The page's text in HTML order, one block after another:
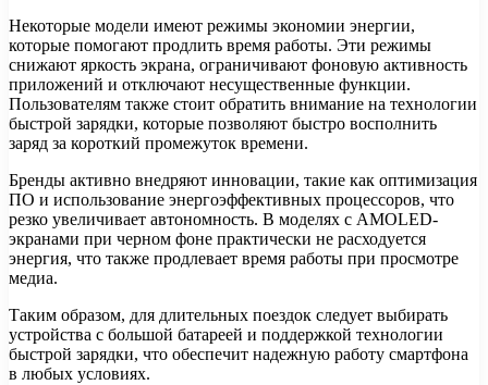
Некоторые модели имеют режимы экономии энергии,
которые помогают продлить время работы. Эти режимы
снижают яркость экрана, ограничивают фоновую активность
приложений и отключают несущественные функции.
Пользователям также стоит обратить внимание на технологии
быстрой зарядки, которые позволяют быстро восполнить
заряд за короткий промежуток времени.
Бренды активно внедряют инновации, такие как оптимизация
ПО и использование энергоэффективных процессоров, что
резко увеличивает автономность. В моделях с AMOLED-
экранами при черном фоне практически не расходуется
энергия, что также продлевает время работы при просмотре
медиа.
Таким образом, для длительных поездок следует выбирать
устройства с большой батареей и поддержкой технологии
быстрой зарядки, что обеспечит надежную работу смартфона
в любых условиях.